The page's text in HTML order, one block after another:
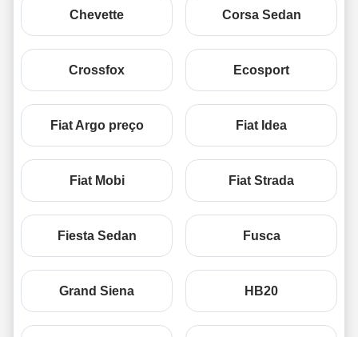
Chevette Corsa Sedan
Crossfox Ecosport
Fiat Argo preço Fiat Idea
Fiat Mobi Fiat Strada
Fiesta Sedan Fusca
Grand Siena HB20